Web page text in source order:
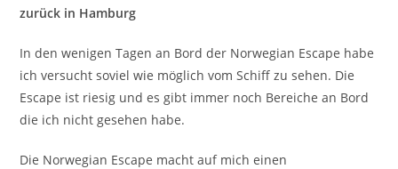
zurück in Hamburg
In den wenigen Tagen an Bord der Norwegian Escape habe
ich versucht soviel wie möglich vom Schiff zu sehen. Die
Escape ist riesig und es gibt immer noch Bereiche an Bord
die ich nicht gesehen habe.
Die Norwegian Escape macht auf mich einen